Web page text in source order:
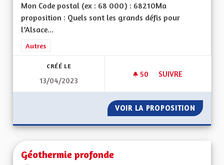
Mon Code postal (ex : 68 000) : 68210Ma
proposition : Quels sont les grands défis pour
l’Alsace...
Filtrer les résultats de la catégorie : Autres
Autres
CRÉÉ LE
13/04/2023
50 50 ABONNÉS
SUIVRE
VOIR LA PROPOSITION
Géothermie profonde